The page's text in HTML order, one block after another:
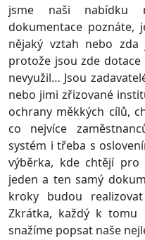
jsme naši nabídku
dokumentace poznáte,
nějaký vztah nebo
protože jsou zde
nevyužil… Jsou
nebo jimi zřizované
ochrany měkkých cílů,
co nejvíce
systém i třeba s
výběrka, kde chtějí pro
jeden a ten samý
kroky budou
Zkrátka, každý k tomu
snažíme popsat naše